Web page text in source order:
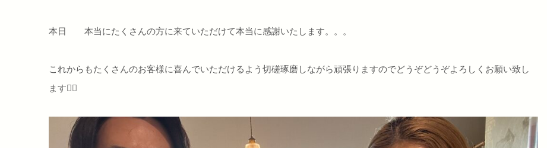
本日 本当にたくさんの方に来ていただけて本当に感謝いたします。。。
これからもたくさんのお客様に喜んでいただけるよう切磋琢磨しながら頑張りますのでどうぞどうぞよろしくお願い致し
ます🙇‍♂️